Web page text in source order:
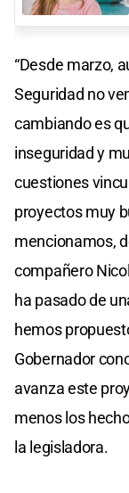
“Desde marzo,
Seguridad no
cambiando es
inseguridad y
cuestiones
proyectos muy
mencionamos,
compañero
ha pasado de
hemos
Gobernador
avanza este
menos los
la legisladora.